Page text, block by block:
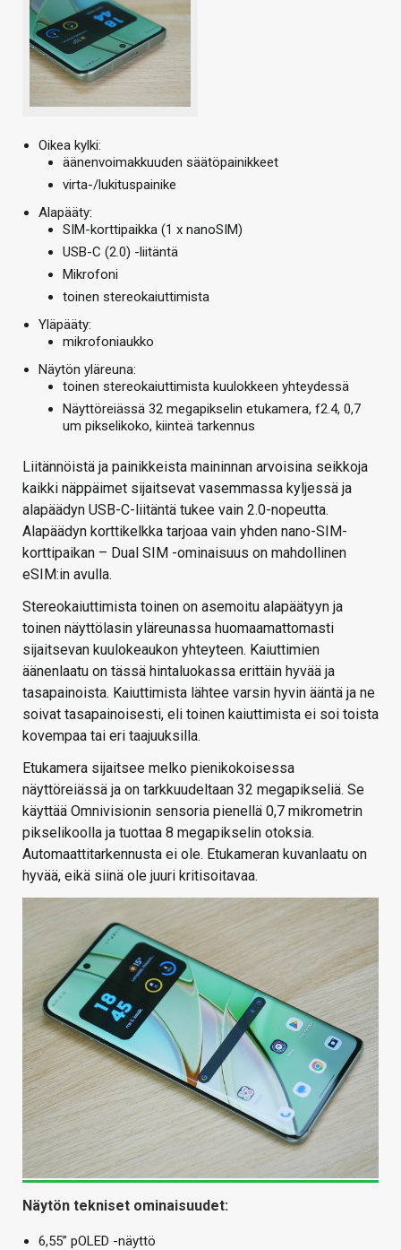
Oikea kylki:
äänenvoimakkuuden säätöpainikkeet
virta-/lukituspainike
Alapääty:
SIM-korttipaikka (1 x nanoSIM)
USB-C (2.0) -liitäntä
Mikrofoni
toinen stereokaiuttimista
Yläpääty:
mikrofoniaukko
Näytön yläreuna:
toinen stereokaiuttimista kuulokkeen yhteydessä
Näyttöreiässä 32 megapikselin etukamera, f2.4, 0,7
um pikselikoko, kiinteä tarkennus
Liitännöistä ja painikkeista maininnan arvoisina seikkoja
kaikki näppäimet sijaitsevat vasemmassa kyljessä ja
alapäädyn USB-C-liitäntä tukee vain 2.0-nopeutta.
Alapäädyn korttikelkka tarjoaa vain yhden nano-SIM-
korttipaikan – Dual SIM -ominaisuus on mahdollinen
eSIM:in avulla.
Stereokaiuttimista toinen on asemoitu alapäätyyn ja
toinen näyttölasin yläreunassa huomaamattomasti
sijaitsevan kuulokeaukon yhteyteen. Kaiuttimien
äänenlaatu on tässä hintaluokassa erittäin hyvää ja
tasapainoista. Kaiuttimista lähtee varsin hyvin ääntä ja ne
soivat tasapainoisesti, eli toinen kaiuttimista ei soi toista
kovempaa tai eri taajuuksilla.
Etukamera sijaitsee melko pienikokoisessa
näyttöreiässä ja on tarkkuudeltaan 32 megapikseliä. Se
käyttää Omnivisionin sensoria pienellä 0,7 mikrometrin
pikselikoolla ja tuottaa 8 megapikselin otoksia.
Automaattitarkennusta ei ole. Etukameran kuvanlaatu on
hyvää, eikä siinä ole juuri kritisoitavaa.
Näytön tekniset ominaisuudet:
6,55” pOLED -näyttö